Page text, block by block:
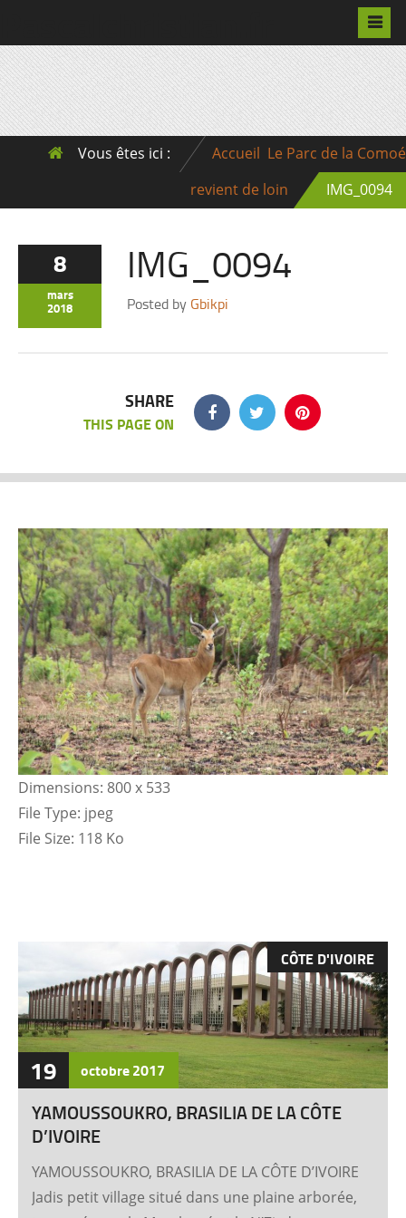
Vous êtes ici : Accueil Le Parc de la Comoé
revient de loin
IMG_0094
8
mars
2018
IMG_0094
Posted by Gbikpi
SHARE
THIS PAGE ON
Dimensions: 800 x 533
File Type: jpeg
File Size: 118 Ko
CÔTE D'IVOIRE
19 octobre2017
YAMOUSSOUKRO, BRASILIA DE LA CÔTE
D’IVOIRE
YAMOUSSOUKRO, BRASILIA DE LA CÔTE D’IVOIRE
Jadis petit village situé dans une plaine arborée,